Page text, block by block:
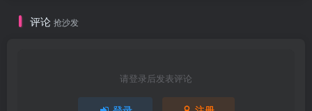
评论 抢沙发
请登录后发表评论